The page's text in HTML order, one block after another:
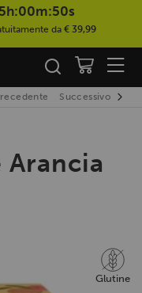
da € 39,99
Successivo
Arancia
Glutine